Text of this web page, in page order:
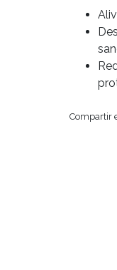
Compartir